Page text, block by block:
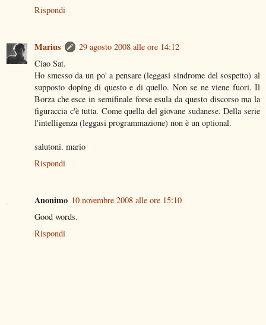
Rispondi
Marius
29 agosto 2008 alle ore 14:12
Ciao Sat.
Ho smesso da un po' a pensare (leggasi sindrome del sospetto) al
supposto doping di questo e di quello. Non se ne viene fuori. Il
Borza che esce in semifinale forse esula da questo discorso ma la
figuraccia c'è tutta. Come quella del giovane sudanese. Della serie
l'intelligenza (leggasi programmazione) non è un optional.
salutoni. mario
Rispondi
Anonimo 10 novembre 2008 alle ore 15:10
Good words.
Rispondi